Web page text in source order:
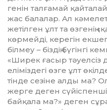
генін талғамай
жас балалар. Ал
жетілген ұлт та өзгенің
көрмейді, керегін
білмеу – біз­дің бүгінгі
«Ширек ғасыр
еліміздегі өзге ұлт
тінде сезіне алды ма?
жерге деген
бай­қала ма?» деген